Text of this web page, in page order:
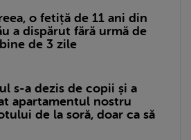
o fetiță de 11 ani din
a dispărut fără urmă de
de 3 zile
s-a dezis de copii și a
apartamentul nostru
de la soră, doar ca să